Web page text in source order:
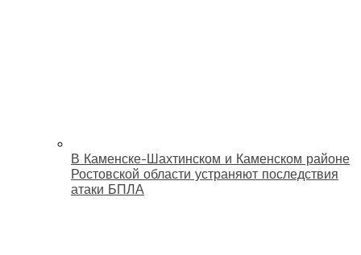
В Каменске-Шахтинском и Каменском районе
Ростовской области устраняют последствия
атаки БПЛА